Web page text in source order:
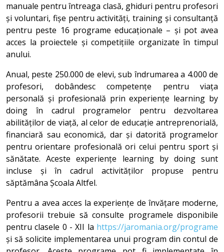
manuale pentru întreaga clasă, ghiduri pentru profesori
și voluntari, fișe pentru activități, training și consultanță
pentru peste 16 programe educaționale – și pot avea
acces la proiectele și competițiile organizate în timpul
anului.
Anual, peste 250.000 de elevi, sub îndrumarea a 4.000 de
profesori, dobândesc competențe pentru viața
personală și profesională prin experiențe learning by
doing în cadrul programelor pentru dezvoltarea
abilităților de viață, al celor de educație antreprenorială,
financiară sau economică, dar și datorită programelor
pentru orientare profesională ori celui pentru sport și
sănătate. Aceste experiențe learning by doing sunt
incluse și în cadrul activităților propuse pentru
săptămâna Școala Altfel.
Pentru a avea acces la experiențe de învățare moderne,
profesorii trebuie să consulte programele disponibile
pentru clasele 0 - XII la https://jaromania.org/programe
și să solicite implementarea unui program din contul de